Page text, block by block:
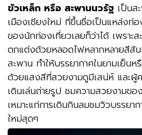
ขัวเหล็ก หรือ สะพานนวรัฐ เป็นส
เมืองเชียงใหม่ ที่ขึ้นชื่อเป็นแหล่งท่
ของนักท่องเที่ยวเลยก็ว่าได้ เพราะ
ตกแต่งด้วยหลอดไฟหลากหลายสีสั
สะพาน ทำให้บรรยากาศในยามเย็น
ด้วยแสงสีที่สวยงามดูมีเสน่ห์ และผู้ค
เดินเล่นถ่ายรูป ชมความสวยงามข
เหมาะแก่การเดินกินลมชมวิวบรรยา
ใหม่สุดๆ